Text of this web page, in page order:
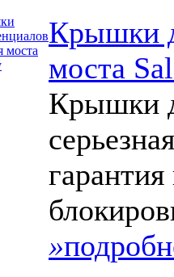
Крышки
моста
Крышки
»